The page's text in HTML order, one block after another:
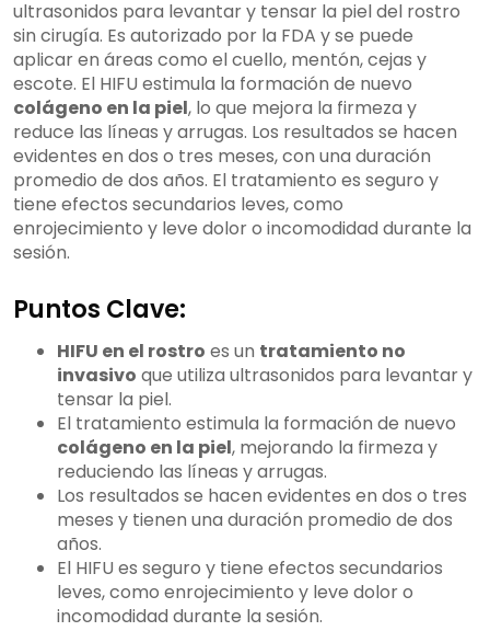
ultrasonidos para levantar y tensar la piel del rostro
sin cirugía. Es autorizado por la FDA y se puede
aplicar en áreas como el cuello, mentón, cejas y
escote. El HIFU estimula la formación de nuevo
colágeno en la piel, lo que mejora la firmeza y
reduce las líneas y arrugas. Los resultados se hacen
evidentes en dos o tres meses, con una duración
promedio de dos años. El tratamiento es seguro y
tiene efectos secundarios leves, como
enrojecimiento y leve dolor o incomodidad durante la
sesión.
Puntos Clave:
HIFU en el rostro es un tratamiento no
invasivo que utiliza ultrasonidos para levantar y
tensar la piel.
El tratamiento estimula la formación de nuevo
colágeno en la piel, mejorando la firmeza y
reduciendo las líneas y arrugas.
Los resultados se hacen evidentes en dos o tres
meses y tienen una duración promedio de dos
años.
El HIFU es seguro y tiene efectos secundarios
leves, como enrojecimiento y leve dolor o
incomodidad durante la sesión.